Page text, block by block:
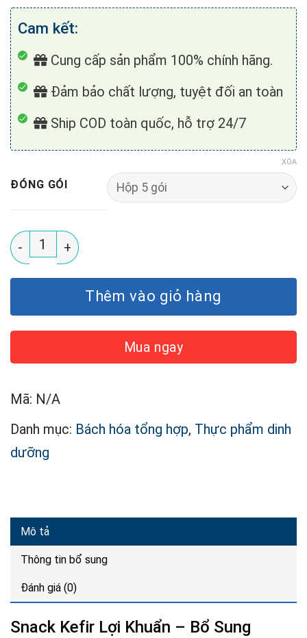
Cam kết:
Cung cấp sản phẩm 100% chính hãng.
Đảm bảo chất lượng, tuyệt đối an toàn
Ship COD toàn quốc, hỗ trợ 24/7
ĐÓNG GÓI
XÓA
Hộp Kefir Kale và Macca - Snack Lợi Khuẩn số lượng
Thêm vào giỏ hàng
Mua ngay
Mã: N/A
Danh mục: Bách hóa tổng hợp, Thực phẩm dinh
dưỡng
Mô tả
Thông tin bổ sung
Đánh giá (0)
Snack Kefir Lợi Khuẩn – Bổ Sung